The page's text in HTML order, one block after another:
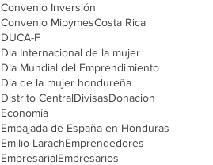
Convenio Inversión
Convenio MipymesCosta Rica
DUCA-F
Dia Internacional de la mujer
Dia Mundial del Emprendimiento
Dia de la mujer hondureña
Distrito CentralDivisasDonacion
Economía
Embajada de España en Honduras
Emilio LarachEmprendedores
EmpresarialEmpresarios